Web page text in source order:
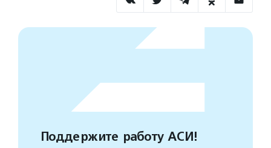
Поддержите работу АСИ!